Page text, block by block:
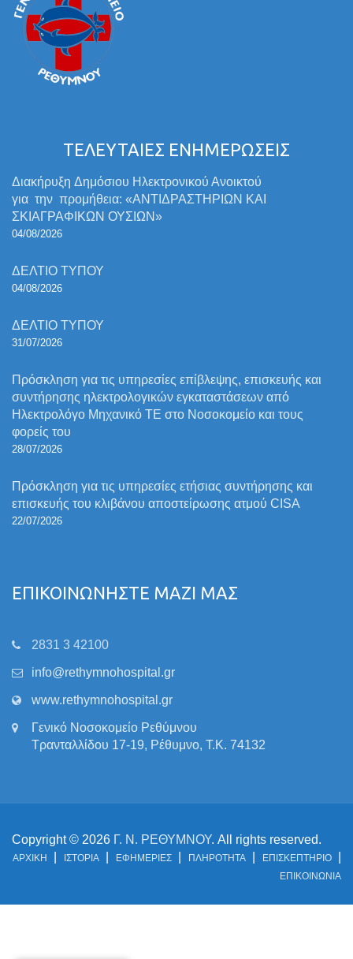
ΤΕΛΕΥΤΑΙΕΣ ΕΝΗΜΕΡΩΣΕΙΣ
Διακήρυξη Δημόσιου Ηλεκτρονικού Ανοικτού
για την προμήθεια: «ΑΝΤΙΔΡΑΣΤΗΡΙΩΝ ΚΑΙ
ΣΚΙΑΓΡΑΦΙΚΩΝ ΟΥΣΙΩΝ»
04/08/2026
ΔΕΛΤΙΟ ΤΥΠΟΥ
04/08/2026
ΔΕΛΤΙΟ ΤΥΠΟΥ
31/07/2026
Πρόσκληση για τις υπηρεσίες επίβλεψης, επισκευής και
συντήρησης ηλεκτρολογικών εγκαταστάσεων από
Ηλεκτρολόγο Μηχανικό ΤΕ στο Νοσοκομείο και τους
φορείς του
28/07/2026
Πρόσκληση για τις υπηρεσίες ετήσιας συντήρησης και
επισκευής του κλιβάνου αποστείρωσης ατμού CISA
22/07/2026
ΕΠΙΚΟΙΝΩΝΗΣΤΕ ΜΑΖΙ ΜΑΣ
2831 3 42100
info@rethymnohospital.gr
www.rethymnohospital.gr
Γενικό Νοσοκομείο Ρεθύμνου
Τρανταλλίδου 17-19, Ρέθυμνο, Τ.Κ. 74132
Copyright © 2026 Γ. Ν. ΡΕΘΥΜΝΟΥ. All rights reserved.
ΑΡΧΙΚΗ ΙΣΤΟΡΙΑ ΕΦΗΜΕΡΙΕΣ ΠΛΗΡΟΤΗΤΑ
ΕΠΙΣΚΕΠΤΗΡΙΟ
ΕΠΙΚΟΙΝΩΝΙΑ